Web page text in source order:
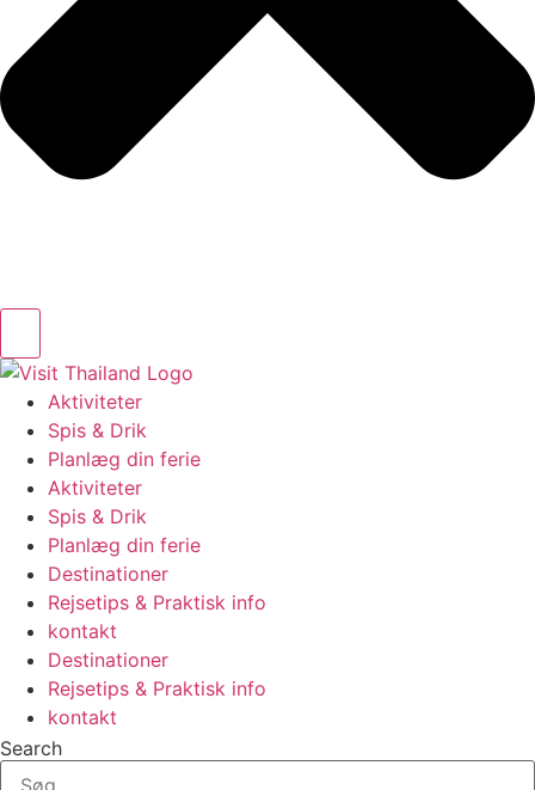
Aktiviteter
Spis & Drik
Planlæg din ferie
Aktiviteter
Spis & Drik
Planlæg din ferie
Destinationer
Rejsetips & Praktisk info
kontakt
Destinationer
Rejsetips & Praktisk info
kontakt
Search